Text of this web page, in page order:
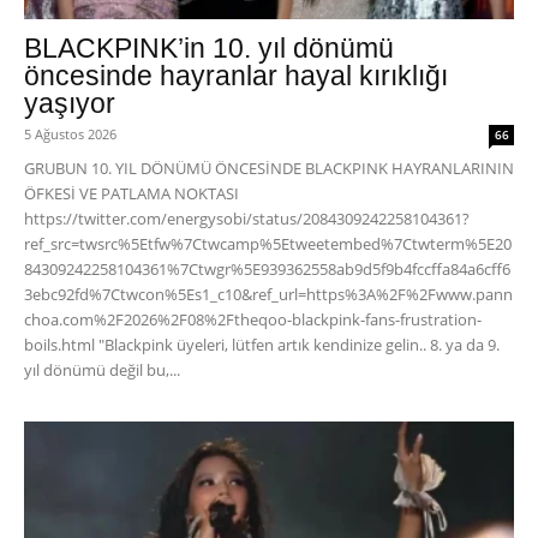
BLACKPINK’in 10. yıl dönümü
öncesinde hayranlar hayal kırıklığı
yaşıyor
5 Ağustos 2026 66
GRUBUN 10. YIL DÖNÜMÜ ÖNCESİNDE BLACKPINK HAYRANLARININ
ÖFKESİ VE PATLAMA NOKTASI
https://twitter.com/energysobi/status/2084309242258104361?
ref_src=twsrc%5Etfw%7Ctwcamp%5Etweetembed%7Ctwterm%5E20
84309242258104361%7Ctwgr%5E939362558ab9d5f9b4fccffa84a6cff6
3ebc92fd%7Ctwcon%5Es1_c10&ref_url=https%3A%2F%2Fwww.pann
choa.com%2F2026%2F08%2Ftheqoo-blackpink-fans-frustration-
boils.html "Blackpink üyeleri, lütfen artık kendinize gelin.. 8. ya da 9.
yıl dönümü değil bu,...